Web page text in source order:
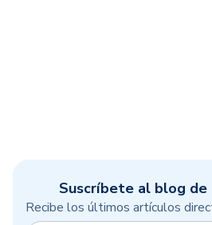
Suscríbete al blog de
Recibe los últimos artículos